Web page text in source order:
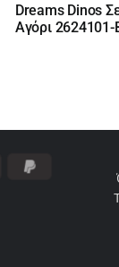
Dreams Dinos
Αγόρι 2624101-